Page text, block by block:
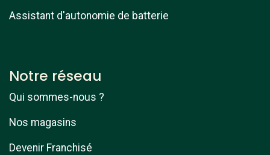
Assistant d'autonomie de batterie
Notre réseau
Qui sommes-nous ?
Nos magasins
Devenir Franchisé